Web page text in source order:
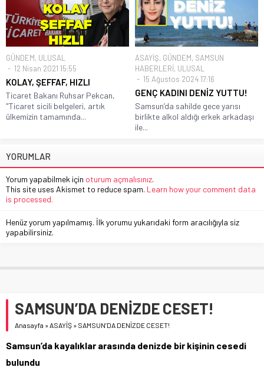
GÜNDEM, ULUSAL
12 Nisan 2021 15:55
KOLAY, ŞEFFAF, HIZLI
Ticaret Bakanı Ruhsar Pekcan,
"Ticaret sicili belgeleri, artık
ülkemizin tamamında...
ASAYİŞ, GÜNDEM, SAMSUN
HABERLERİ, ULUSAL
15 Ağustos 2024 17:16
GENÇ KADINI DENİZ YUTTU!
Samsun’da sahilde gece yarısı
birlikte alkol aldığı erkek arkadaşı
ile...
YORUMLAR
Yorum yapabilmek için oturum açmalısınız.
This site uses Akismet to reduce spam. Learn how your comment data
is processed.
Henüz yorum yapılmamış. İlk yorumu yukarıdaki form aracılığıyla siz
yapabilirsiniz.
SAMSUN’DA DENİZDE CESET!
Anasayfa »ASAYİŞ » SAMSUN’DA DENİZDE CESET!
Samsun’da kayalıklar arasında denizde bir kişinin cesedi
bulundu